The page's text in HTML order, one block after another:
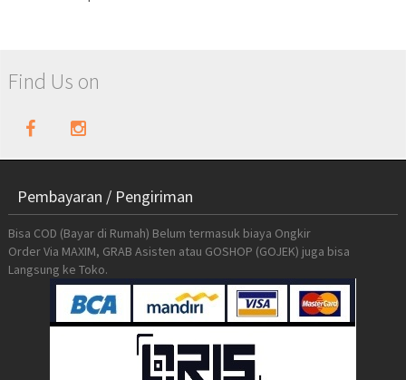
Find Us on
Pembayaran / Pengiriman
Bisa COD (Bayar di Rumah) Belum termasuk biaya Ongkir
Order Via MAXIM, GRAB Asisten atau GOSHOP (GOJEK) juga bisa
Langsung ke Toko.